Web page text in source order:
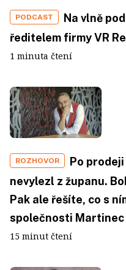
PODCAST
Na vlně
ředitelem firmy VR
1 minuta čtení
ROZHOVOR
Po
nevylezl z županu.
Pak ale řešíte, co s
společnosti Martinec
15 minut čtení